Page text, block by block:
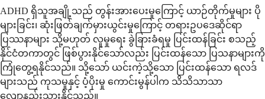
ADHD ရှိသူအချို့သည် တွန်းအားပေးမှုကြောင့် ယာဉ်တိုက်မှုများ ပို
များခြင်း၊ ဆုံးဖြတ်ချက်မှားယွင်းမှုကြောင့် တရားဥပဒေဆိုင်ရာ
ပြဿနာများ သို့မဟုတ် လူမှုရေး ခွဲခြားခံရမှု ပြင်းထန်ခြင်း စသည့်
နိုင်ငံတကာတွင် ဖြစ်ပွားနိုင်သော်လည်း ပြင်းထန်သော ပြသနာများကို
ကြုံတွေ့ရနိုင်သည်။ သို့သော် ယင်းကဲ့သို့သော ပြင်းထန်သော ရလဒ်
များသည် ကုသမှုနှင့် ပံ့ပိုးမှု ကောင်းမွန်ပါက သိသိသာသာ
လျော့နည်းသွားနိုင်သည်။